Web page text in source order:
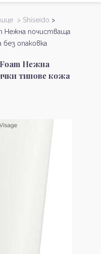
> Shiseido >
Нежна почистваща
без опаковка
Нежна
типове кожа